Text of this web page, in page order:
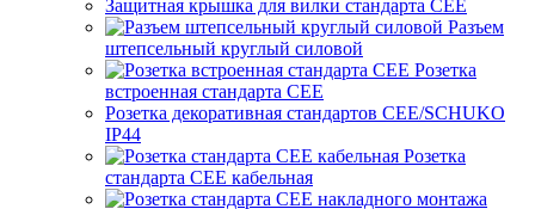
Защитная крышка для вилки стандарта CEE
Разъем
штепсельный круглый силовой
Розетка
встроенная стандарта CEE
Розетка декоративная стандартов CEE/SCHUKO
IP44
Розетка
стандарта СЕЕ кабельная